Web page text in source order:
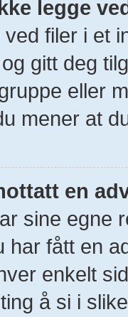
legge
filer i et
gitt deg
eller
mener at
en
sine egne
har fått en
enkelt
å si i